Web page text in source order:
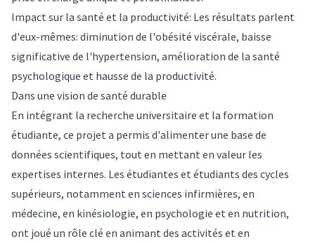
Impact sur la santé et la productivité: Les résultats parlent
d'eux-mêmes: diminution de l'obésité viscérale, baisse
significative de l'hypertension, amélioration de la santé
psychologique et hausse de la productivité.
Dans une vision de santé durable
En intégrant la recherche universitaire et la formation
étudiante, ce projet a permis d'alimenter une base de
données scientifiques, tout en mettant en valeur les
expertises internes. Les étudiantes et étudiants des cycles
supérieurs, notamment en sciences infirmières, en
médecine, en kinésiologie, en psychologie et en nutrition,
ont joué un rôle clé en animant des activités et en